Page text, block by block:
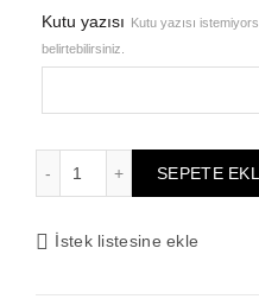
Kutu yazısı Kutu yazısı
belirtebilirsiniz.
SEPETE
İstek listesine ekle